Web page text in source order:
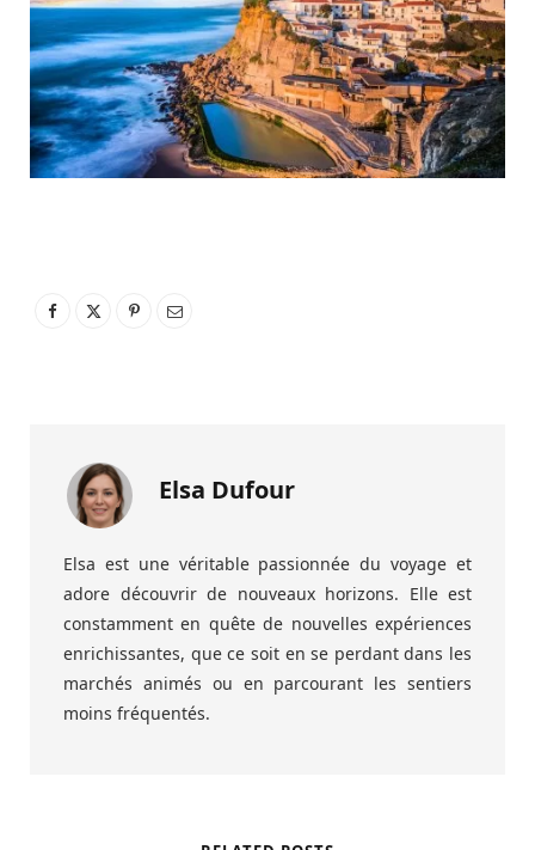
Elsa Dufour
Elsa est une véritable passionnée du voyage et
adore découvrir de nouveaux horizons. Elle est
constamment en quête de nouvelles expériences
enrichissantes, que ce soit en se perdant dans les
marchés animés ou en parcourant les sentiers
moins fréquentés.